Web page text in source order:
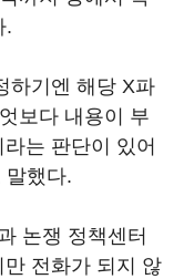
.
하기엔 해당 X파
보다 내용이 부
는 판단이 있어
말했다.
논쟁 정책센터
전화가 되지 않